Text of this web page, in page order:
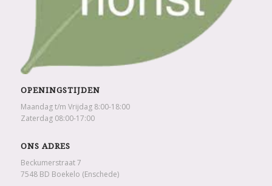
OPENINGSTIJDEN
Maandag t/m Vrijdag 8:00-18:00
Zaterdag 08:00-17:00
ONS ADRES
Beckumerstraat 7
7548 BD Boekelo (Enschede)